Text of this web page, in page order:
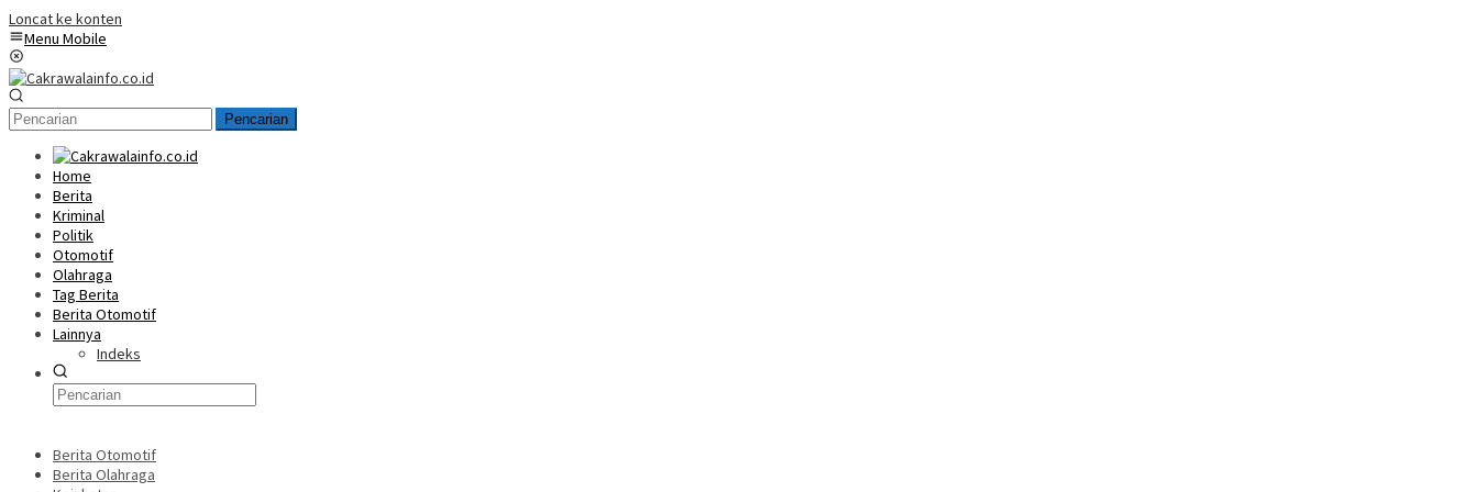
Loncat ke konten
Menu Mobile
Pencarian
Home
Berita
Kriminal
Politik
Otomotif
Olahraga
Tag Berita
Berita Otomotif
Lainnya
Indeks
Berita Otomotif
Berita Olahraga